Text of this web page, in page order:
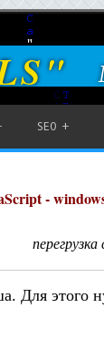
SEO
-
Для этого